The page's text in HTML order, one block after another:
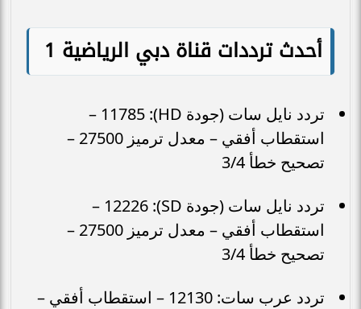
أحدث ترددات قناة دبي الرياضية 1
تردد نايل سات (جودة HD): 11785 –
استقطاب أفقي – معدل ترميز 27500 –
تصحيح خطأ 3/4
تردد نايل سات (جودة SD): 12226 –
استقطاب أفقي – معدل ترميز 27500 –
تصحيح خطأ 3/4
تردد عرب سات: 12130 – استقطاب أفقي –